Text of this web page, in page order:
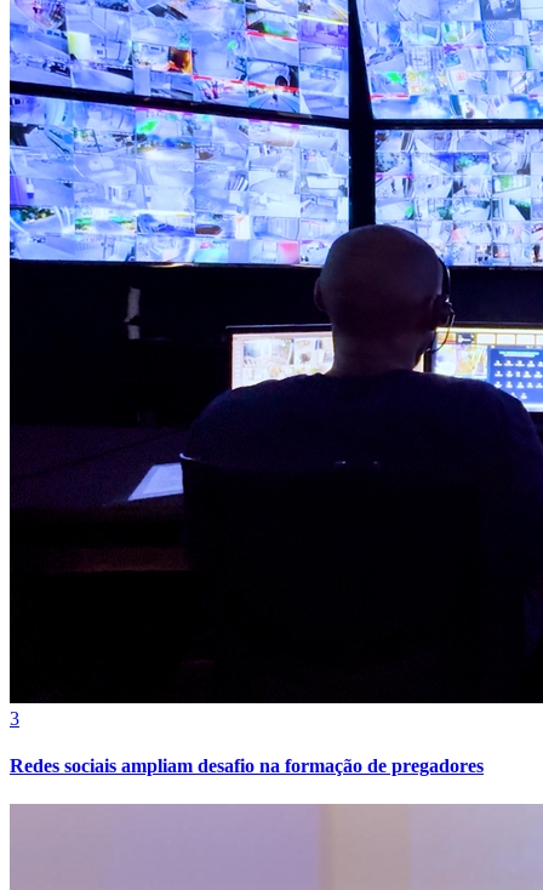
Atlético-MG
3
Redes sociais ampliam desafio na formação de pregadores